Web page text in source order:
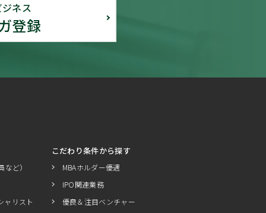
ネス
登録
ど）
ャリスト
こだわり条件から探す
MBAホルダー優遇
IPO関連業務
優良＆注目ベンチャー